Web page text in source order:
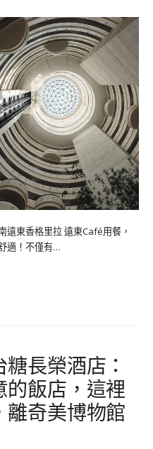
遠東香格里拉 遠東Café用餐，
適！不僅有…
長榮酒店：
的飯店，這裡
離奇美博物館